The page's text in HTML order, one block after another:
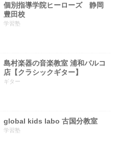
個別指導学院ヒーローズ 静岡
豊田校
学習塾
島村楽器の音楽教室 浦和パルコ
店【クラシックギター】
ギター
global kids labo 古国分教室
学習塾